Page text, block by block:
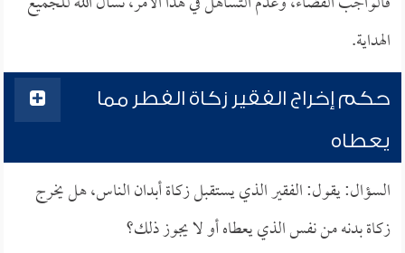
الهداية.
حكم إخراج الفقير زكاة الفطر مما
يعطاه
السؤال: يقول: الفقير الذي يستقبل زكاة أبدان الناس، هل يخرج
زكاة بدنه من نفس الذي يعطاه أو لا يجوز ذلك؟